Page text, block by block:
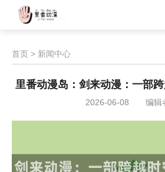
首页 > 新闻中心
里番动漫岛：剑来动漫：一部
2026-06-08 编辑